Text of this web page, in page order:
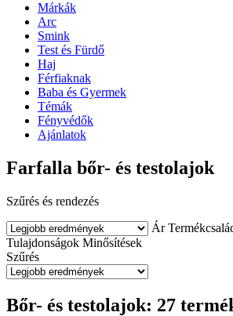
Márkák
Arc
Smink
Test és Fürdő
Haj
Férfiaknak
Baba és Gyermek
Témák
Fényvédők
Ajánlatok
Farfalla bőr- és testolajok
Szűrés és rendezés
Ár
Tulajdonságok Minősítések
Szűrés
Bőr- és testolajok: 27